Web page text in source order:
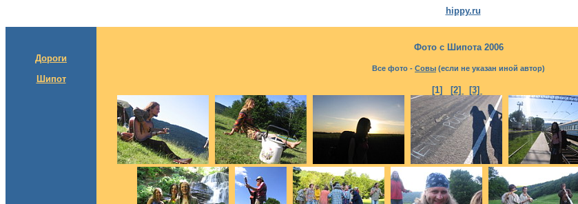
hippy.ru
Дороги
Шипот
Фото с Шипота 2006
Все фото - Совы (если не указан иной автор)
[1] [2] [3]